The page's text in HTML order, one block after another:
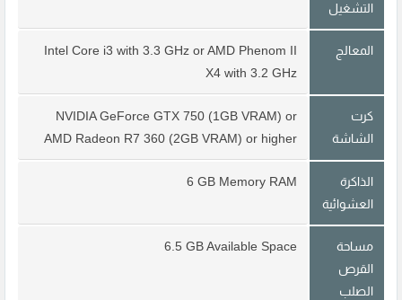
التشغيل
المعالج
Intel Core i3 with 3.3 GHz or AMD Phenom II
X4 with 3.2 GHz
كرت
الشاشة
NVIDIA GeForce GTX 750 (1GB VRAM) or
AMD Radeon R7 360 (2GB VRAM) or higher
الذاكرة
العشوائية
6 GB Memory RAM
مساحة
القرص
الصلب
6.5 GB Available Space